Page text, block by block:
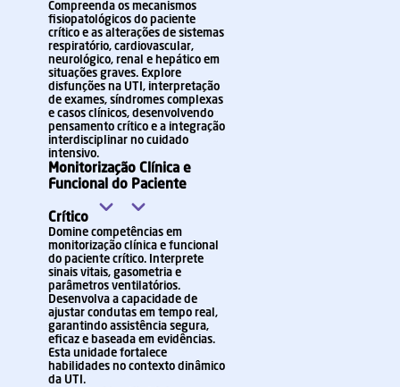
Compreenda os mecanismos
fisiopatológicos do paciente
crítico e as alterações de sistemas
respiratório, cardiovascular,
neurológico, renal e hepático em
situações graves. Explore
disfunções na UTI, interpretação
de exames, síndromes complexas
e casos clínicos, desenvolvendo
pensamento crítico e a integração
interdisciplinar no cuidado
intensivo.
Monitorização Clínica e
Funcional do Paciente
Crítico
Domine competências em
monitorização clínica e funcional
do paciente crítico. Interprete
sinais vitais, gasometria e
parâmetros ventilatórios.
Desenvolva a capacidade de
ajustar condutas em tempo real,
garantindo assistência segura,
eficaz e baseada em evidências.
Esta unidade fortalece
habilidades no contexto dinâmico
da UTI.